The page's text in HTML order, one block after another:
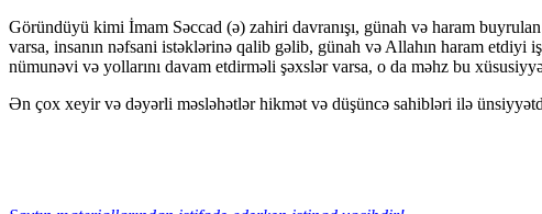
Göründüyü kimi İmam Səccad (ə) zahiri davranışı, günah və haram
varsa, insanın nəfsani istəklərinə qalib gəlib, günah və Allahın haram etdiyi
nümunəvi və yollarını davam etdirməli şəxslər varsa, o da məhz bu
Әn çox xeyir və dəyərli məsləhətlər hikmət və düşüncə sahibləri ilə